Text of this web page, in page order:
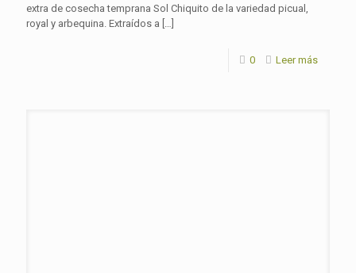
extra de cosecha temprana Sol Chiquito de la variedad picual,
royal y arbequina. Extraídos a […]
0 Leer más